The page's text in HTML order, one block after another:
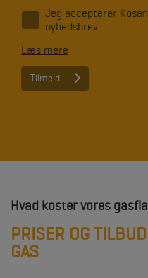
Jeg accepterer
nyhedsbrev
Læs mere
Hvad koster vores
PRISER OG
GAS